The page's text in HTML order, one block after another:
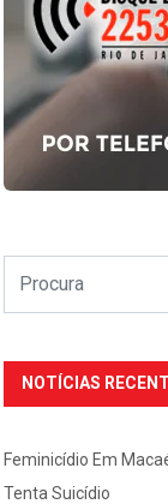
NOTÍCIAS
Feminicídio Em
Tenta Suicídio